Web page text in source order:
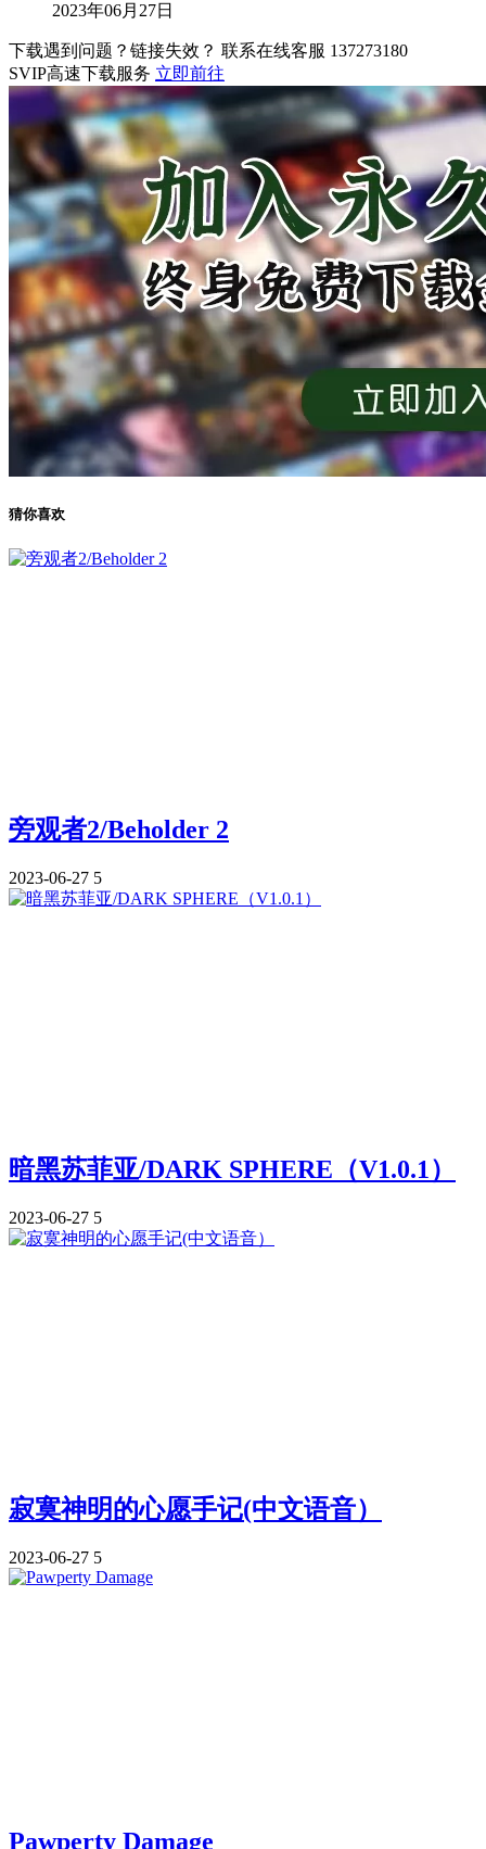
2023年06月27日
下载遇到问题？链接失效？ 联系在线客服 137273180
SVIP高速下载服务 立即前往
猜你喜欢
旁观者2/Beholder 2
2023-06-27 5
暗黑苏菲亚/DARK SPHERE（V1.0.1）
2023-06-27 5
寂寞神明的心愿手记(中文语音）
2023-06-27 5
Pawperty Damage